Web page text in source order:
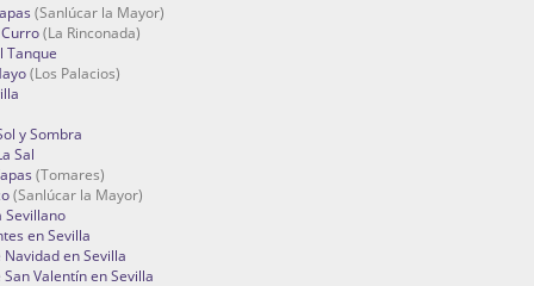
(Sanlúcar la Mayor)
(La Rinconada)
Tanque
(Los Palacios)
y Sombra
Sal
(Tomares)
(Sanlúcar la Mayor)
Sevillano
en Sevilla
Navidad en Sevilla
Valentín en Sevilla